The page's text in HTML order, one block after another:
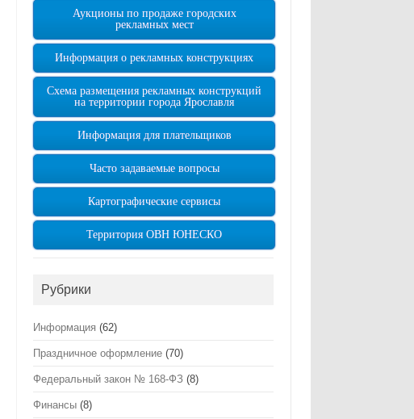
Аукционы по продаже городских
рекламных мест
Информация о рекламных конструкциях
Схема размещения рекламных конструкций
на территории города Ярославля
Информация для плательщиков
Часто задаваемые вопросы
Картографические сервисы
Территория ОВН ЮНЕСКО
Рубрики
Информация (62)
Праздничное оформление (70)
Федеральный закон № 168-ФЗ (8)
Финансы (8)